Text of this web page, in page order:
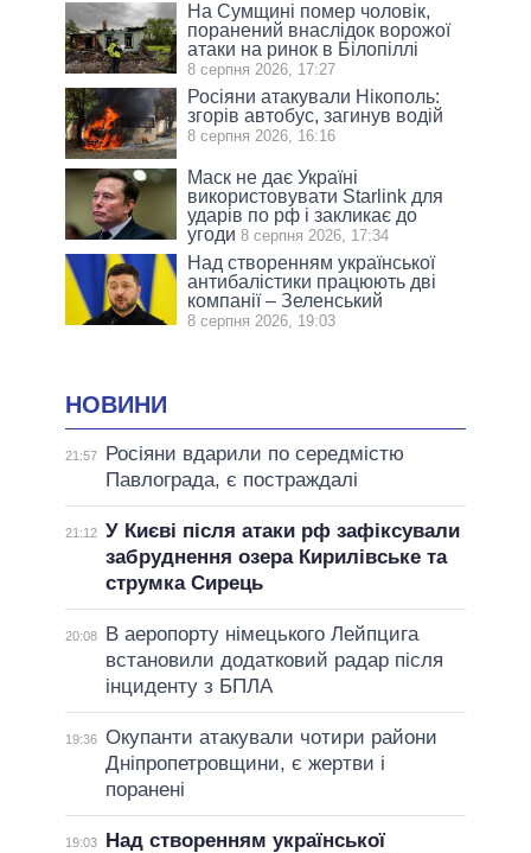
На Сумщині помер чоловік,
поранений внаслідок ворожої
атаки на ринок в Білопіллі
8 серпня 2026, 17:27
Росіяни атакували Нікополь:
згорів автобус, загинув водій
8 серпня 2026, 16:16
Маск не дає Україні
використовувати Starlink для
ударів по рф і закликає до
угоди 8 серпня 2026, 17:34
Над створенням української
антибалістики працюють дві
компанії – Зеленський
8 серпня 2026, 19:03
НОВИНИ
21:57
Росіяни вдарили по середмістю
Павлограда, є постраждалі
21:12 У Києві після атаки рф зафіксували
забруднення озера Кирилівське та
струмка Сирець
20:08
В аеропорту німецького Лейпцига
встановили додатковий радар після
інциденту з БПЛА
19:36 Окупанти атакували чотири райони
Дніпропетровщини, є жертви і
поранені
19:03
Над створенням української